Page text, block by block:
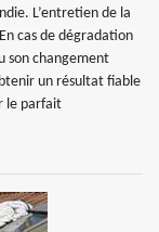
L’entretien de la
cas de dégradation
son changement
un résultat fiable
le parfait